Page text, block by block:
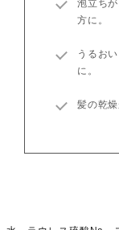
泡立ち
方に。
うるお
に。
髪の乾燥